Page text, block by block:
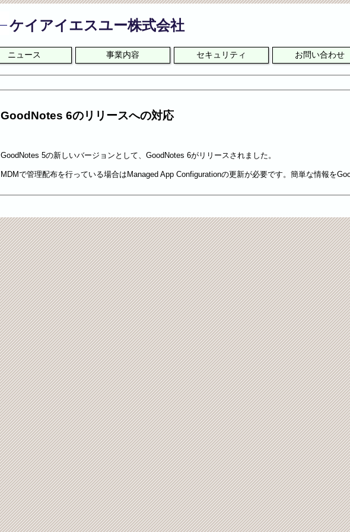
ケイアイエスユー株式会社
ニュース 事業内容 セキュリティ お問い合わせ
GoodNotes 6のリリースへの対応
GoodNotes 5の新しいバージョンとして、GoodNotes 6がリリースされました。
MDMで管理配布を行っている場合はManaged App Configurationの更新が必要です。簡単な情報を